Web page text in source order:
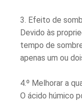
3. Efeito de
Devido às
tempo de
apenas um ou
4.º Melhorar a
O ácido húmico